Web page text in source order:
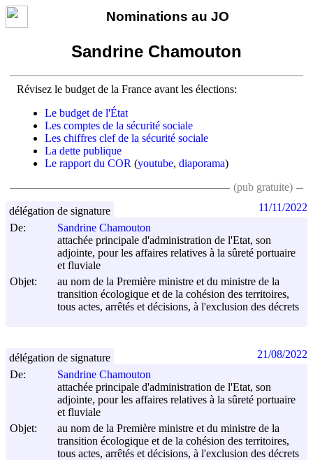
Nominations au JO
Sandrine Chamouton
Révisez le budget de la France avant les élections:
Le budget de l'État
Les comptes de la sécurité sociale
Les chiffres clef de la sécurité sociale
La dette publique
Le rapport du COR (youtube, diaporama)
(pub gratuite)
De:
Sandrine Chamouton
attachée principale d'administration de l'Etat, son
adjointe, pour les affaires relatives à la sûreté portuaire
et fluviale
Objet:
au nom de la Première ministre et du ministre de la
transition écologique et de la cohésion des territoires,
tous actes, arrêtés et décisions, à l'exclusion des décrets
délégation de signature 11/11/2022
De:
Sandrine Chamouton
attachée principale d'administration de l'Etat, son
adjointe, pour les affaires relatives à la sûreté portuaire
et fluviale
Objet:
au nom de la Première ministre et du ministre de la
transition écologique et de la cohésion des territoires,
tous actes, arrêtés et décisions, à l'exclusion des décrets
délégation de signature 21/08/2022